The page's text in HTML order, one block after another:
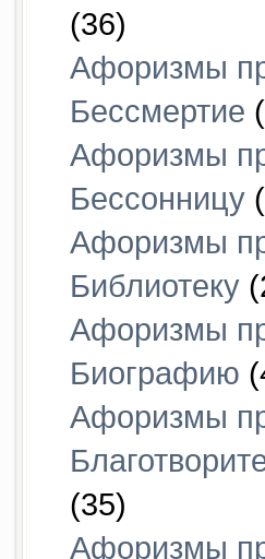
(36)
Афоризмы
Бессмертие
Афоризмы
Бессонницу
Афоризмы
Библиотеку
Афоризмы
Биографию
Афоризмы
(35)
Афоризмы